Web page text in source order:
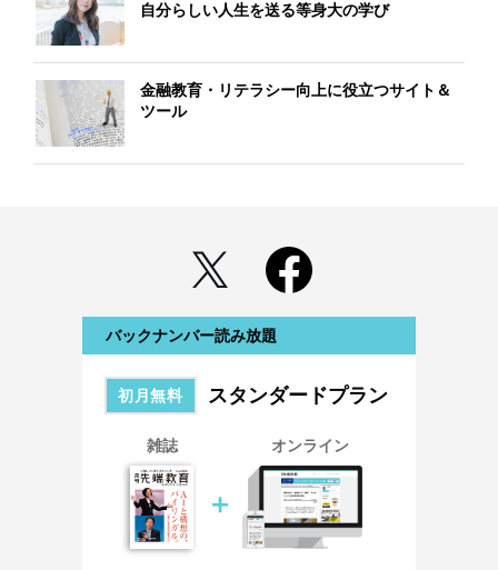
自分らしい人生を送る等身大の学び
金融教育・リテラシー向上に役立つサイト＆
ツール
バックナンバー読み放題
初月無料 スタンダードプラン
雑誌
＋
オンライン